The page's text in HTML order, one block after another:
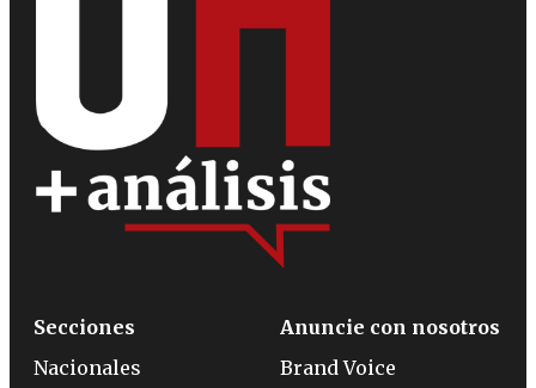
Secciones
Nacionales
Anuncie con nosotros
Brand Voice